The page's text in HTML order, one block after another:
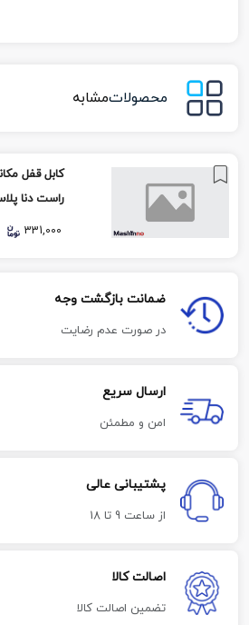
محصولاتمشابه
کابل قفل
راست دنا
331,000
ضمانت بازگشت وجه
در صورت عدم رضایت
ارسال سریع
امن و مطمئن
پشتیبانی عالی
از ساعت 9 تا 18
اصالت کالا
تضمین اصالت کالا